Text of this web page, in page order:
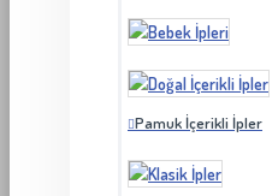
Pamuk İçerikli İpler